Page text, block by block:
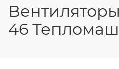
46 Тепломаш